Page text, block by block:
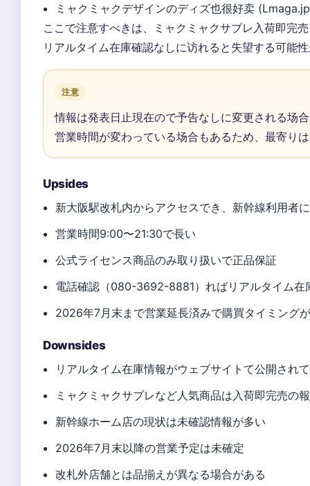
ミャクミャクデザインのディズ也很好卖
ここで注意すべきは、ミャクミャクサブレ入荷即完
リアルタイム在庫確認なしに访れると失望する可能
注意
情報は発表日止現在ので予告なしに変更される场
営業時間が変わっている场合もあるため、最寄り
Upsides
新大阪駅改札内からアクセスでき、新幹線利用者
営業時間9:00〜21:30で長い
公式ライセンス商品のみ取り扱いで正品保証
電話確認（080-3692-8881）ればリアルタイム在
2026年7月末まで営業延長済みで購買タイミング
Downsides
リアルタイム在庫情報がウェブサイトて公開され
ミャクミャクサブレなど人気商品は入荷即完売の
新幹線ホーム店の現状は未確認情報が多い
2026年7月末以降の営業予定は未確定
改札外店舗とは品揃えが異なる場合がある